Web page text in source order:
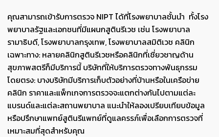
คุณสามารถเข้ารับการตรวจ NIPT ได้ที่โรงพยาบาลชั้นนำ ทั้งโรง
พยาบาลรัฐและเอกชนที่มีแผนกสูตินรีเวช เช่น โรงพยาบาล
รามาธิบดี, โรงพยาบาลกรุงเทพ, โรงพยาบาลสมิติเวช คลินิก
เฉพาะทาง: หลายคลินิกสูตินรีเวชหรือคลินิกที่เชี่ยวชาญด้าน
สุขภาพสตรีก็มีบริการนี้ บริษัทที่ให้บริการตรวจทางพันธุกรรม
โดยตรง: บางบริษัทมีบริการเก็บตัวอย่างที่บ้านหรือในเครือข่าย
คลินิก ราคาและแพ็กเกจการตรวจจะแตกต่างกันไปตามแต่ละ
แบรนด์และแต่ละสถานพยาบาล แนะนำให้ลองเปรียบเทียบข้อมูล
หรือปรึกษาแพทย์สูตินรีแพทย์ที่ดูแลครรภ์เพื่อเลือกการตรวจที่
เหมาะสมที่สุดสำหรับคุณ